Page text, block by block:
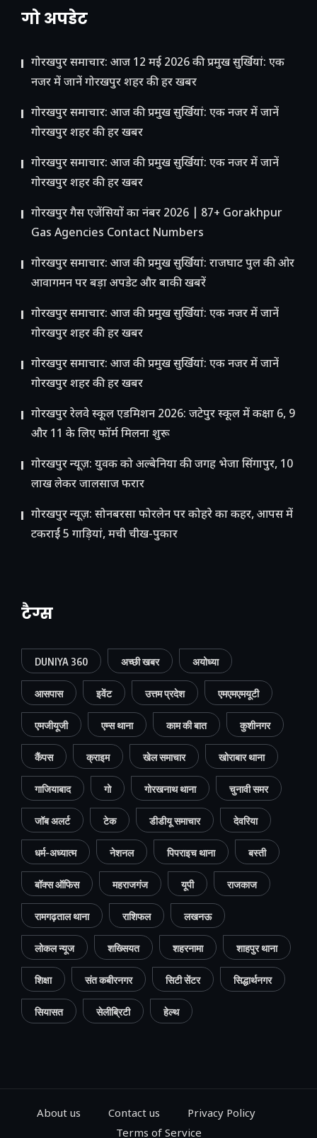
गो अपडेट
गोरखपुर समाचार: आज 12 मई 2026 की प्रमुख सुर्खियां: एक
नजर में जानें गोरखपुर शहर की हर खबर
गोरखपुर समाचार: आज की प्रमुख सुर्खियां: एक नजर में जानें
गोरखपुर शहर की हर खबर
गोरखपुर समाचार: आज की प्रमुख सुर्खियां: एक नजर में जानें
गोरखपुर शहर की हर खबर
गोरखपुर गैस एजेंसियों का नंबर 2026 | 87+ Gorakhpur
Gas Agencies Contact Numbers
गोरखपुर समाचार: आज की प्रमुख सुर्खियां: राजघाट पुल की ओर
आवागमन पर बड़ा अपडेट और बाकी खबरें
गोरखपुर समाचार: आज की प्रमुख सुर्खियां: एक नजर में जानें
गोरखपुर शहर की हर खबर
गोरखपुर समाचार: आज की प्रमुख सुर्खियां: एक नजर में जानें
गोरखपुर शहर की हर खबर
गोरखपुर रेलवे स्कूल एडमिशन 2026: जटेपुर स्कूल में कक्षा 6, 9
और 11 के लिए फॉर्म मिलना शुरू
गोरखपुर न्यूज़: युवक को अल्बेनिया की जगह भेजा सिंगापुर, 10
लाख लेकर जालसाज फरार
गोरखपुर न्यूज़: सोनबरसा फोरलेन पर कोहरे का कहर, आपस में
टकराईं 5 गाड़ियां, मची चीख-पुकार
टैग्स
DUNIYA 360 अच्छी खबर अयोध्या
आसपास इवेंट उत्तम प्रदेश एमएमएमयूटी
एमजीयूजी एम्स थाना काम की बात कुशीनगर
कैंपस क्राइम खेल समाचार खोराबार थाना
गाजियाबाद गो गोरखनाथ थाना चुनावी समर
जॉब अलर्ट टेक डीडीयू समाचार देवरिया
धर्म-अध्यात्म नेशनल पिपराइच थाना बस्ती
बॉक्स ऑफिस महराजगंज यूपी राजकाज
रामगढ़ताल थाना राशिफल लखनऊ
लोकल न्यूज शख्सियत शहरनामा शाहपुर थाना
शिक्षा संत कबीरनगर सिटी सेंटर सिद्धार्थनगर
सियासत सेलीब्रिटी हेल्थ
About us Contact us
Privacy Policy
Terms of Service